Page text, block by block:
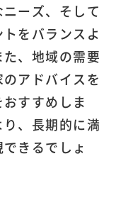
ーズ、そして
をバランスよ
、地域の需要
アドバイスを
すすめしま
、長期的に満
きるでしょ